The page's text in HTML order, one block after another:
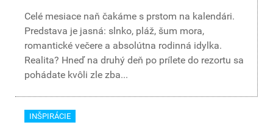
Celé mesiace naň čakáme s prstom na kalendári.
Predstava je jasná: slnko, pláž, šum mora,
romantické večere a absolútna rodinná idylka.
Realita? Hneď na druhý deň po prílete do rezortu sa
pohádate kvôli zle zba...
INŠPIRÁCIE